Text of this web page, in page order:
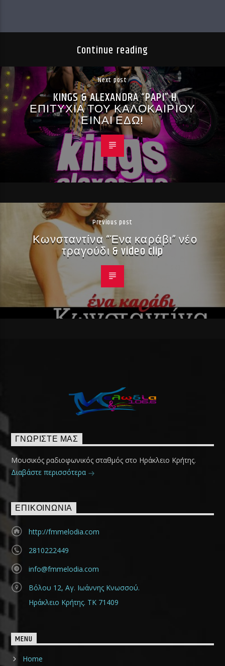
Continue reading
Next post
KINGS & ALEXANDRA “PAPI” H
ΕΠΙΤΥΧΙΑ ΤΟΥ ΚΑΛΟΚΑΙΡΙΟΥ
ΕΙΝΑΙ ΕΔΩ!
Previous post
Κωνσταντίνα “Ένα καράβι” νέο
τραγούδι & video clip
ΓΝΩΡΊΣΤΕ ΜΑΣ
Μουσικός ραδιοφωνικός σταθμός στο Ηράκλειο Κρήτης.
Διαβάστε περισσότερα
ΕΠΙΚΟΙΝΩΝΊΑ
http://fmmelodia.com
2810222449
info@fmmelodia.com
Βόλου 12, Αγ. Ιωάννης Κνωσσού.
Ηράκλειο Κρήτης. ΤΚ 71409
MENU
Home